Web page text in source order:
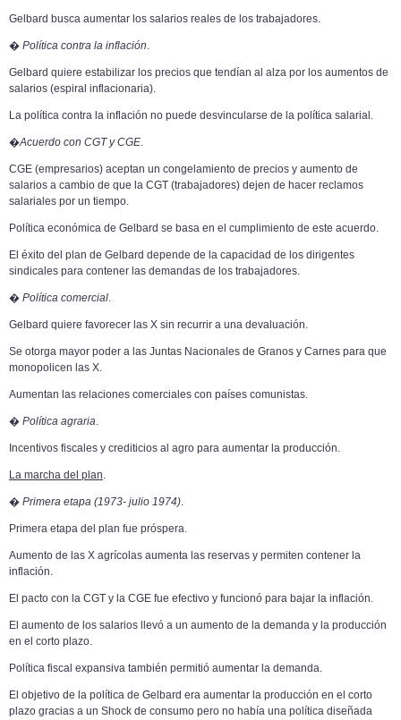
Gelbard busca aumentar los salarios reales de los trabajadores.
� Política contra la inflación.
Gelbard quiere estabilizar los precios que tendían al alza por los aumentos de
salarios (espiral inflacionaria).
La política contra la inflación no puede desvincularse de la política salarial.
�Acuerdo con CGT y CGE.
CGE (empresarios) aceptan un congelamiento de precios y aumento de
salarios a cambio de que la CGT (trabajadores) dejen de hacer reclamos
salariales por un tiempo.
Política económica de Gelbard se basa en el cumplimiento de este acuerdo.
El éxito del plan de Gelbard depende de la capacidad de los dirigentes
sindicales para contener las demandas de los trabajadores.
� Política comercial.
Gelbard quiere favorecer las X sin recurrir a una devaluación.
Se otorga mayor poder a las Juntas Nacionales de Granos y Carnes para que
monopolicen las X.
Aumentan las relaciones comerciales con países comunistas.
� Política agraria.
Incentivos fiscales y crediticios al agro para aumentar la producción.
La marcha del plan.
� Primera etapa (1973- julio 1974).
Primera etapa del plan fue próspera.
Aumento de las X agrícolas aumenta las reservas y permiten contener la
inflación.
El pacto con la CGT y la CGE fue efectivo y funcionó para bajar la inflación.
El aumento de los salarios llevó a un aumento de la demanda y la producción
en el corto plazo.
Política fiscal expansiva también permitió aumentar la demanda.
El objetivo de la política de Gelbard era aumentar la producción en el corto
plazo gracias a un Shock de consumo pero no había una política diseñada